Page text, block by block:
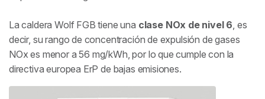
La caldera Wolf FGB tiene una clase NOx de nivel 6, es
decir, su rango de concentración de expulsión de gases
NOx es menor a 56 mg/kWh, por lo que cumple con la
directiva europea ErP de bajas emisiones.